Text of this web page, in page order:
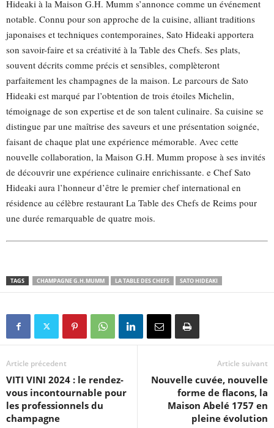
Hideaki à la Maison G.H. Mumm s’annonce comme un événement
notable. Connu pour son approche de la cuisine, alliant traditions
japonaises et techniques contemporaines, Sato Hideaki apportera
son savoir-faire et sa créativité à la Table des Chefs. Ses plats,
souvent décrits comme précis et sensibles, complèteront
parfaitement les champagnes de la maison. Le parcours de Sato
Hideaki est marqué par l’obtention de trois étoiles Michelin,
témoignage de son expertise et de son talent culinaire. Sa cuisine se
distingue par une maîtrise des saveurs et une présentation soignée,
faisant de chaque plat une expérience mémorable. Avec cette
nouvelle collaboration, la Maison G.H. Mumm propose à ses invités
de découvrir une expérience culinaire enrichissante. e Chef Sato
Hideaki aura l’honneur d’être le premier chef international en
résidence au célèbre restaurant La Table des Chefs de Reims pour
une durée remarquable de quatre mois.
TAGS CHAMPAGNE G.H.MUMM LA TABLE DES CHEFS SATO HIDEAKI
Article précedent
VITI VINI 2024 : le rendez-
vous incontournable pour
les professionnels du
champagne
Article suivant
Nouvelle cuvée, nouvelle
forme de flacons, la
Maison Abelé 1757 en
pleine évolution